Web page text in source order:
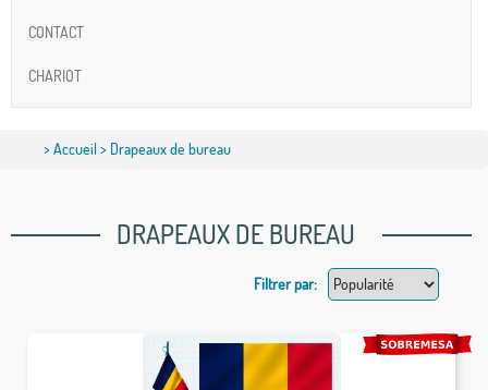
CONTACT
CHARIOT
>Accueil> Drapeaux de bureau
DRAPEAUX DE BUREAU
Filtrer par: